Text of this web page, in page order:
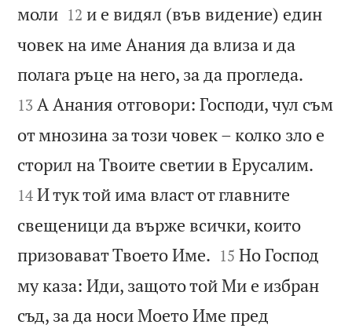
моли
12 и е видял (във видение) един
човек на име Анания да влиза и да
полага ръце на него, за да прогледа.
13 А Анания отговори: Господи, чул съм
от мнозина за този човек – колко зло е
сторил на Твоите светии в Ерусалим.
14 И тук той има власт от главните
свещеници да върже всички, които
призовават Твоето Име. 

15 Но Господ
му каза: Иди, защото той Ми е избран
съд, за да носи Моето Име пред